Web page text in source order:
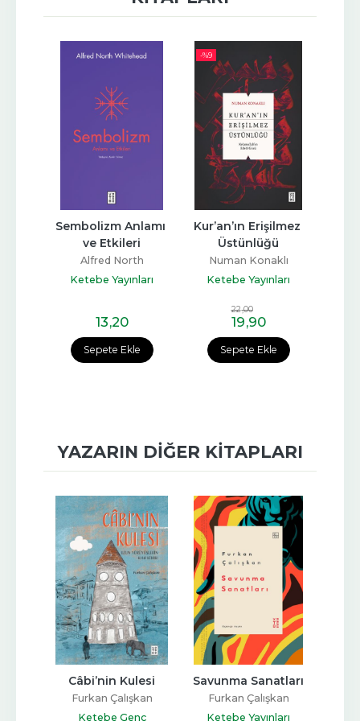
Sepete Ekle
Sembolizm Anlamı
ve Etkileri
Alfred North
Whitehead
Ketebe Yayınları
13,20
-%9
Sepete Ekle
Kur’an’ın Erişilmez
Üstünlüğü
Numan Konaklı
Ketebe Yayınları
22,00
19,90
YAZARIN DIĞER KITAPLARI
Câbi’nin Kulesi
Furkan Çalışkan
Ketebe Genç
Savunma Sanatları
Furkan Çalışkan
Ketebe Yayınları